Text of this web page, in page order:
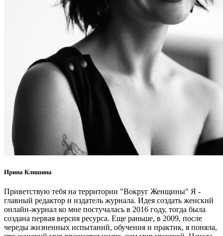
Ирина Клишина
Приветствую тебя на территории "Вокруг Женщины" Я -
главный редактор и издатель журнала. Идея создать женский
онлайн-журнал ко мне постучалась в 2016 году, тогда была
создана первая версия ресурса. Еще раньше, в 2009, после
череды жизненных испытаний, обучения и практик, я поняла,